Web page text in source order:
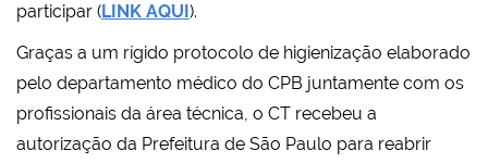
participar (LINK AQUI ).
Graças a um rígido protocolo de higienização elaborado
pelo departamento médico do CPB juntamente com os
profissionais da área técnica, o CT recebeu a
autorização da Prefeitura de São Paulo para reabrir